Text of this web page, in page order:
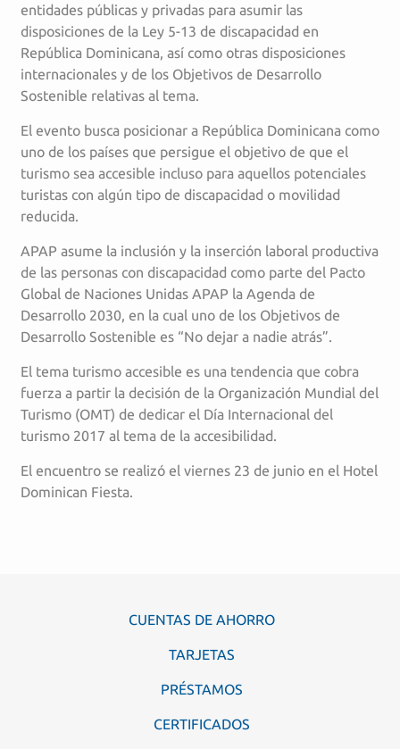
entidades públicas y privadas para asumir las
disposiciones de la Ley 5-13 de discapacidad en
República Dominicana, así como otras disposiciones
internacionales y de los Objetivos de Desarrollo
Sostenible relativas al tema.
El evento busca posicionar a República Dominicana como
uno de los países que persigue el objetivo de que el
turismo sea accesible incluso para aquellos potenciales
turistas con algún tipo de discapacidad o movilidad
reducida.
APAP asume la inclusión y la inserción laboral productiva
de las personas con discapacidad como parte del Pacto
Global de Naciones Unidas APAP la Agenda de
Desarrollo 2030, en la cual uno de los Objetivos de
Desarrollo Sostenible es “No dejar a nadie atrás”.
El tema turismo accesible es una tendencia que cobra
fuerza a partir la decisión de la Organización Mundial del
Turismo (OMT) de dedicar el Día Internacional del
turismo 2017 al tema de la accesibilidad.
El encuentro se realizó el viernes 23 de junio en el Hotel
Dominican Fiesta.
CUENTAS DE AHORRO
TARJETAS
PRÉSTAMOS
CERTIFICADOS